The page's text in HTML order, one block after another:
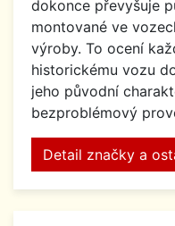
dokonce převyšuje
montované ve
výroby. To ocení
historickému vozu
jeho původní
bezproblémový
Detail značky a